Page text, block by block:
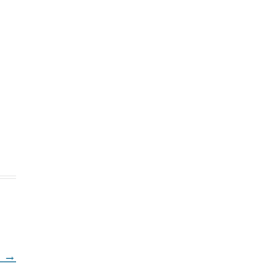
→